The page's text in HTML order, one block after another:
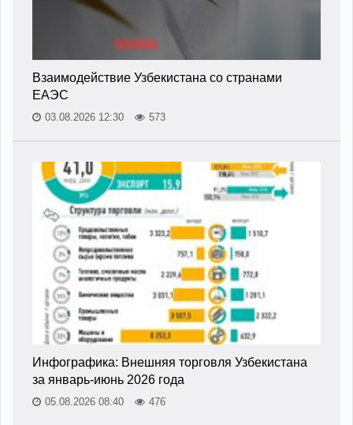
Взаимодействие Узбекистана со странами
ЕАЭС
03.08.2026 12:30 573
Инфографика: Внешняя торговля Узбекистана
за январь-июнь 2026 года
05.08.2026 08:40 476